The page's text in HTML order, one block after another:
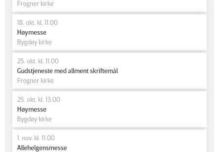
Frogner kirke
18. okt. kl. 11.00
Høymesse
Bygdøy kirke
25. okt. kl. 11.00
Gudstjeneste med allment skriftemål
Frogner kirke
25. okt. kl. 13.00
Høymesse
Bygdøy kirke
1. nov. kl. 11.00
Allehelgensmesse